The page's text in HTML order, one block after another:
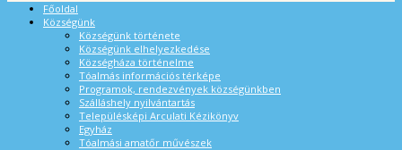
Főoldal
Községünk
Községünk története
Községünk elhelyezkedése
Községháza történelme
Tóalmás információs térképe
Programok, rendezvények községünkben
Szálláshely nyilvántartás
Településképi Arculati Kézikönyv
Egyház
Tóalmási amatőr művészek